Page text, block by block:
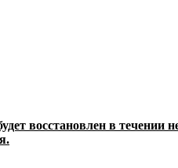
восстановлен в течении